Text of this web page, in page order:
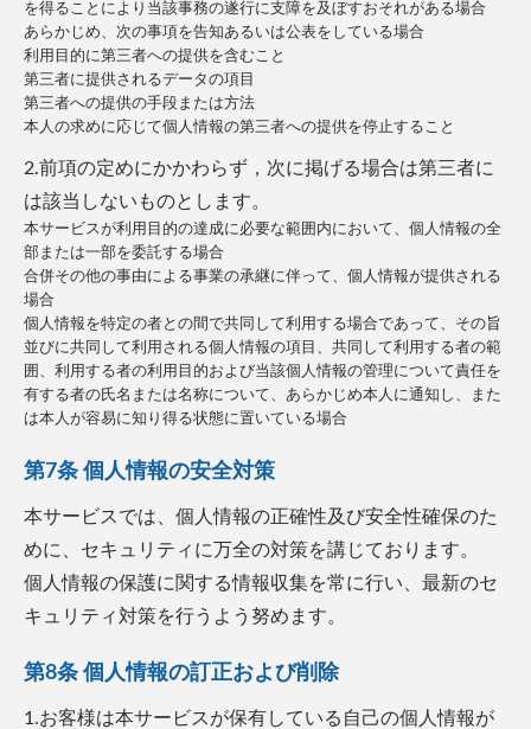
を得ることにより当該事務の遂行に支障を及ぼすおそれがある場合
あらかじめ、次の事項を告知あるいは公表をしている場合
利用目的に第三者への提供を含むこと
第三者に提供されるデータの項目
第三者への提供の手段または方法
本人の求めに応じて個人情報の第三者への提供を停止すること
2.前項の定めにかかわらず，次に掲げる場合は第三者に
は該当しないものとします。
本サービスが利用目的の達成に必要な範囲内において、個人情報の全
部または一部を委託する場合
合併その他の事由による事業の承継に伴って、個人情報が提供される
場合
個人情報を特定の者との間で共同して利用する場合であって、その旨
並びに共同して利用される個人情報の項目、共同して利用する者の範
囲、利用する者の利用目的および当該個人情報の管理について責任を
有する者の氏名または名称について、あらかじめ本人に通知し、また
は本人が容易に知り得る状態に置いている場合
第7条 個人情報の安全対策
本サービスでは、個人情報の正確性及び安全性確保のた
めに、セキュリティに万全の対策を講じております。
個人情報の保護に関する情報収集を常に行い、最新のセ
キュリティ対策を行うよう努めます。
第8条 個人情報の訂正および削除
1.お客様は本サービスが保有している自己の個人情報が